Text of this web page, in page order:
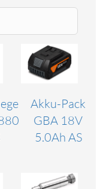
Akku-Pack
GBA 18V
5.0Ah AS